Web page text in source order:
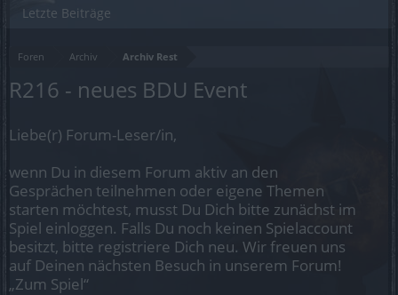
Foren Archiv Archiv Rest
R216 - neues BDU Event
Liebe(r) Forum-Leser/in,
wenn Du in diesem Forum aktiv an den
Gesprächen teilnehmen oder eigene Themen
starten möchtest, musst Du Dich bitte zunächst im
Spiel einloggen. Falls Du noch keinen Spielaccount
besitzt, bitte registriere Dich neu. Wir freuen uns
auf Deinen nächsten Besuch in unserem Forum!
„Zum Spiel“
Letzte Beiträge